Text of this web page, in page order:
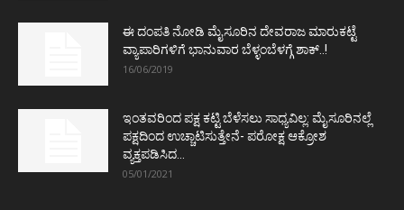
ಈ ದಂಪತಿ ನೋಡಿ ಮೈಸೂರಿನ ದೇವರಾಜ ಮಾರುಕಟ್ಟೆ
ವ್ಯಾಪಾರಿಗಳಿಗೆ ಭಾನುವಾರ ಬೆಳ್ಳಂಬೆಳಗ್ಗೆ ಶಾಕ್..!
16/06/2019
ಇಂತವರಿಂದ ಪಕ್ಷ ಕಟ್ಟಿ ಬೆಳೆಸಲು ಸಾಧ್ಯವಿಲ್ಲ: ಮೈಸೂರಿನಲ್ಲೆ
ಪಕ್ಷದಿಂದ ಉಚ್ಚಾಟಿಸುತ್ತೇನೆ- ಪರೋಕ್ಷ ಆಕ್ರೋಶ
ವ್ಯಕ್ತಪಡಿಸಿದ...
05/01/2021